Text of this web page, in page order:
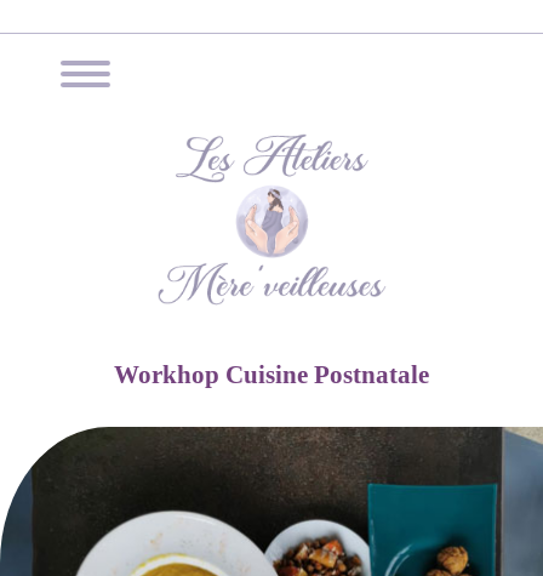
Workhop Cuisine Postnatale